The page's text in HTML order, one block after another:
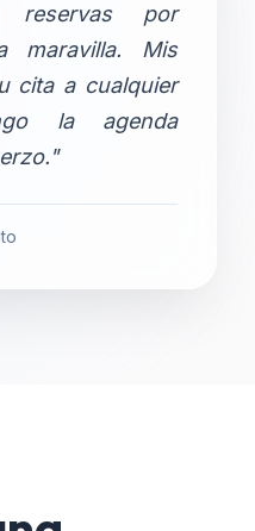
por
maravilla. Mis
cita a cualquier
la agenda